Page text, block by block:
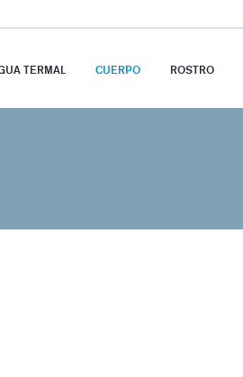
TERMAL CUERPO ROSTRO